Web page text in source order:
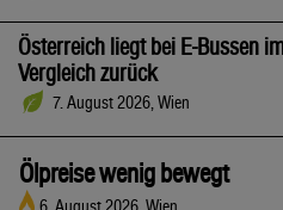
Österreich liegt bei E-Bussen
Vergleich zurück
7. August 2026, Wien
Ölpreise wenig bewegt